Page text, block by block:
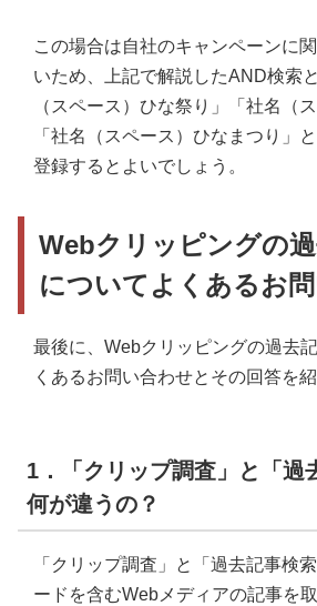
この場合は自社のキャンペーンに
いため、上記で解説したAND検索
（スペース）ひな祭り」「社名（
「社名（スペース）ひなまつり」
登録するとよいでしょう。
Webクリッピングの
についてよくあるお
最後に、Webクリッピングの過去
くあるお問い合わせとその回答を紹
1．「クリップ調査」と「過
何が違うの？
「クリップ調査」と「過去記事検
ードを含むWebメディアの記事を